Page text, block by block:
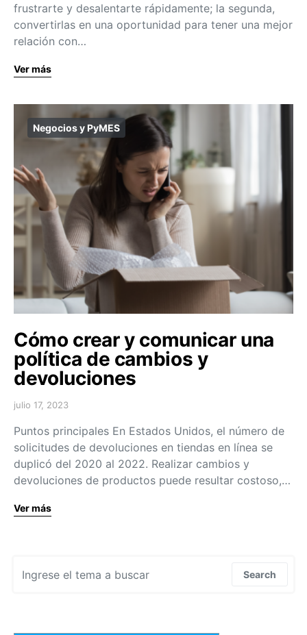
frustrarte y desalentarte rápidamente; la segunda,
convertirlas en una oportunidad para tener una mejor
relación con…
Ver más
Negocios y PyMES
Cómo crear y comunicar una
política de cambios y
devoluciones
julio 17, 2023
Puntos principales En Estados Unidos, el número de
solicitudes de devoluciones en tiendas en línea se
duplicó del 2020 al 2022. Realizar cambios y
devoluciones de productos puede resultar costoso,…
Ver más
Search